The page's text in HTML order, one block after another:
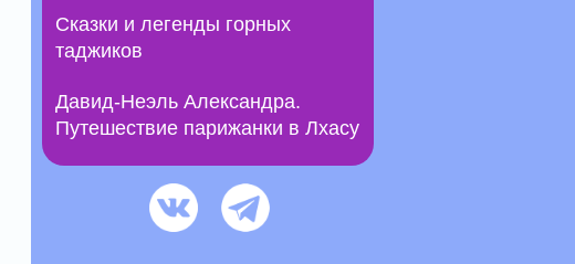
Сказки и легенды горных
таджиков
Давид-Неэль Александра.
Путешествие парижанки в Лхасу